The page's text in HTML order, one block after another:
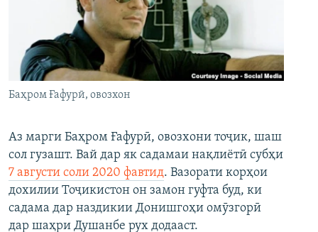
Баҳром Ғафурӣ, овозхон
Аз марги Баҳром Ғафурӣ, овозхони тоҷик, шаш
сол гузашт. Вай дар як садамаи нақлиётӣ субҳи
7 августи соли 2020 фавтид. Вазорати корҳои
дохилии Тоҷикистон он замон гуфта буд, ки
садама дар наздикии Донишгоҳи омӯзгорӣ
дар шаҳри Душанбе рух додааст.